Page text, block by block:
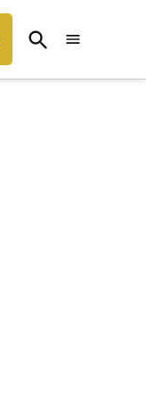
Open
Search